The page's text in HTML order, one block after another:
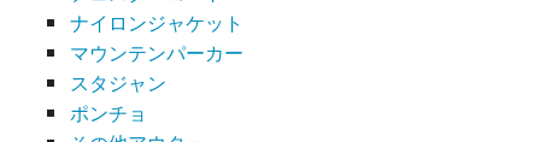
ナイロンジャケット
マウンテンパーカー
スタジャン
ポンチョ